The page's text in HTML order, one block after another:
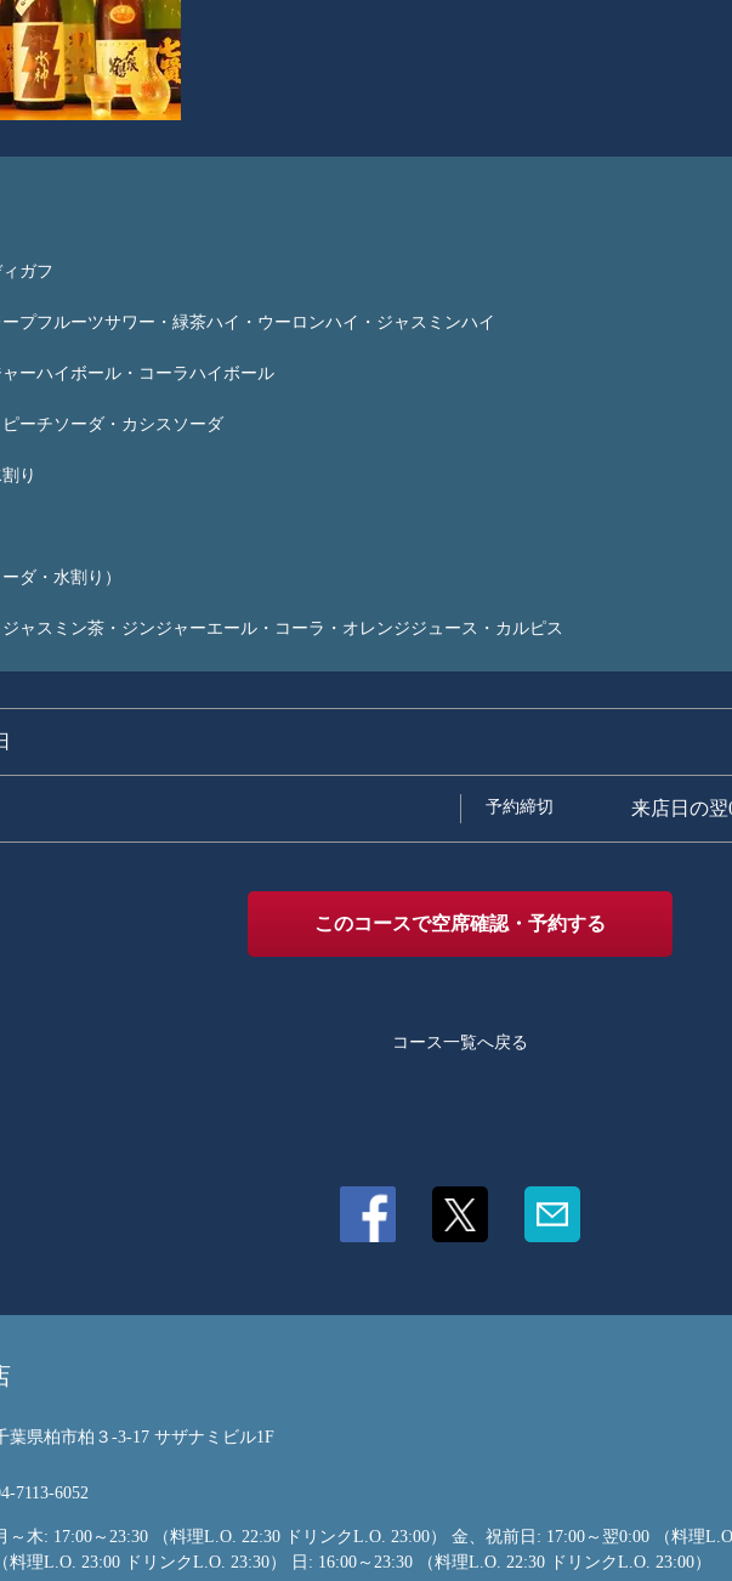
ガフ
プフルーツサワー・緑茶ハイ・ウーロンハイ・ジャスミンハイ
ーハイボール・コーラハイボール
ーチソーダ・カシスソーダ
り
ダ・水割り）
ャスミン茶・ジンジャーエール・コーラ・オレンジジュース・カルピス
予約締切 来店日の
このコースで空席確認・予約する
コース一覧へ戻る
葉県柏市柏３-3-17 サザナミビル1F
7113-6052
～木: 17:00～23:30 （料理L.O. 22:30 ドリンクL.O. 23:00） 金、祝前日: 17:00～翌0:00 （料理
（料理L.O. 23:00 ドリンクL.O. 23:30） 日: 16:00～23:30 （料理L.O. 22:30 ドリンクL.O. 23:00）